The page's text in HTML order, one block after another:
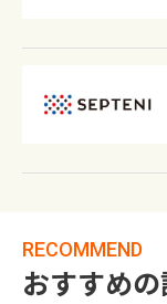
RECOMMEND
おすすめ